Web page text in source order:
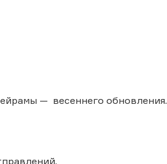
— весеннего обновления.